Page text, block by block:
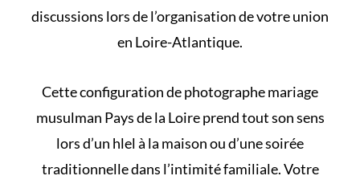
discussions lors de l’organisation de votre union
en Loire-Atlantique.
Cette configuration de photographe mariage
musulman Pays de la Loire prend tout son sens
lors d’un hlel à la maisonou d’une soirée
traditionnelle dans l’intimité familiale. Votre